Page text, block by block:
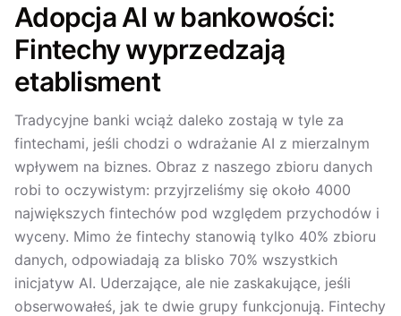
Adopcja AI w bankowości:
Fintechy wyprzedzają
etablisment
Tradycyjne banki wciąż daleko zostają w tyle za
fintechami, jeśli chodzi o wdrażanie AI z mierzalnym
wpływem na biznes. Obraz z naszego zbioru danych
robi to oczywistym: przyjrzeliśmy się około 4000
największych fintechów pod względem przychodów i
wyceny. Mimo że fintechy stanowią tylko 40% zbioru
danych, odpowiadają za blisko 70% wszystkich
inicjatyw AI. Uderzające, ale nie zaskakujące, jeśli
obserwowałeś, jak te dwie grupy funkcjonują. Fintechy